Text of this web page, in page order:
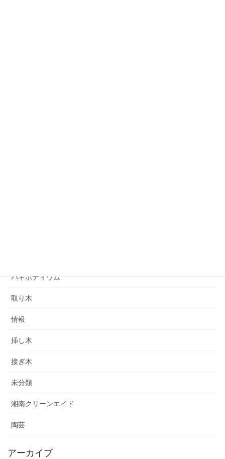
パキポディウム
取り木
情報
挿し木
接ぎ木
未分類
湘南クリーンエイド
陶芸
アーカイブ